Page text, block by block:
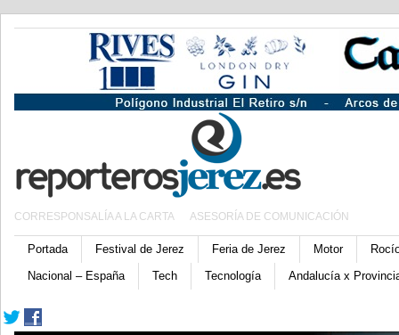
CORRESPONSALÍA A LA CARTA ASESORÍA DE COMUNICACIÓN
Portada Festival de Jerez Feria de Jerez Motor
Nacional – España
Tech Tecnología Andalucía x